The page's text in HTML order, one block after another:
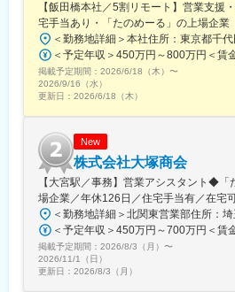
っていきます。現場の効率を上げ、
置く予定です。
変更の範囲：会社の定める業務
【飯田橋本社／5割リモート】営業支
宅手当あり・「たのめーる」の上場企業
掲載予定期間： 2026/6/18（木） 〜
2026/9/16（水）
更新日： 2026/6/18（木）
New
株式会社大塚商会
【大宮駅／事務】営業アシスタント◆「
場企業／年休126日／住宅手当有／在宅
掲載予定期間： 2026/8/3（月） 〜
2026/11/1（日）
更新日： 2026/8/3（月）